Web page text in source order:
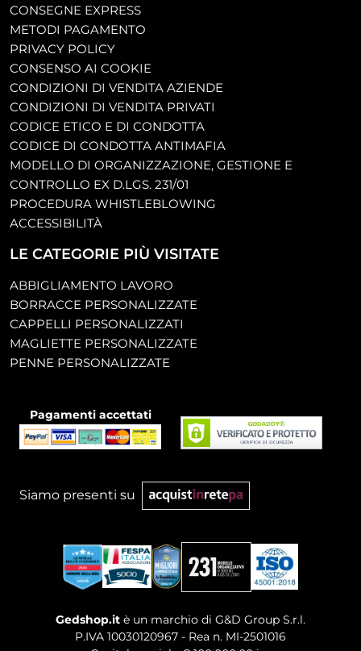
CONSEGNE EXPRESS
METODI PAGAMENTO
PRIVACY POLICY
CONSENSO AI COOKIE
CONDIZIONI DI VENDITA AZIENDE
CONDIZIONI DI VENDITA PRIVATI
CODICE ETICO E DI CONDOTTA
CODICE DI CONDOTTA ANTIMAFIA
MODELLO DI ORGANIZZAZIONE, GESTIONE E
CONTROLLO EX D.LGS. 231/01
PROCEDURA WHISTLEBLOWING
ACCESSIBILITÀ
LE CATEGORIE PIÙ VISITATE
ABBIGLIAMENTO LAVORO
BORRACCE PERSONALIZZATE
CAPPELLI PERSONALIZZATI
MAGLIETTE PERSONALIZZATE
PENNE PERSONALIZZATE
Pagamenti accettati
Siamo presenti su
Gedshop.it è un marchio di G&D Group S.r.l.
P.IVA 10030120967 - Rea n. MI-2501016